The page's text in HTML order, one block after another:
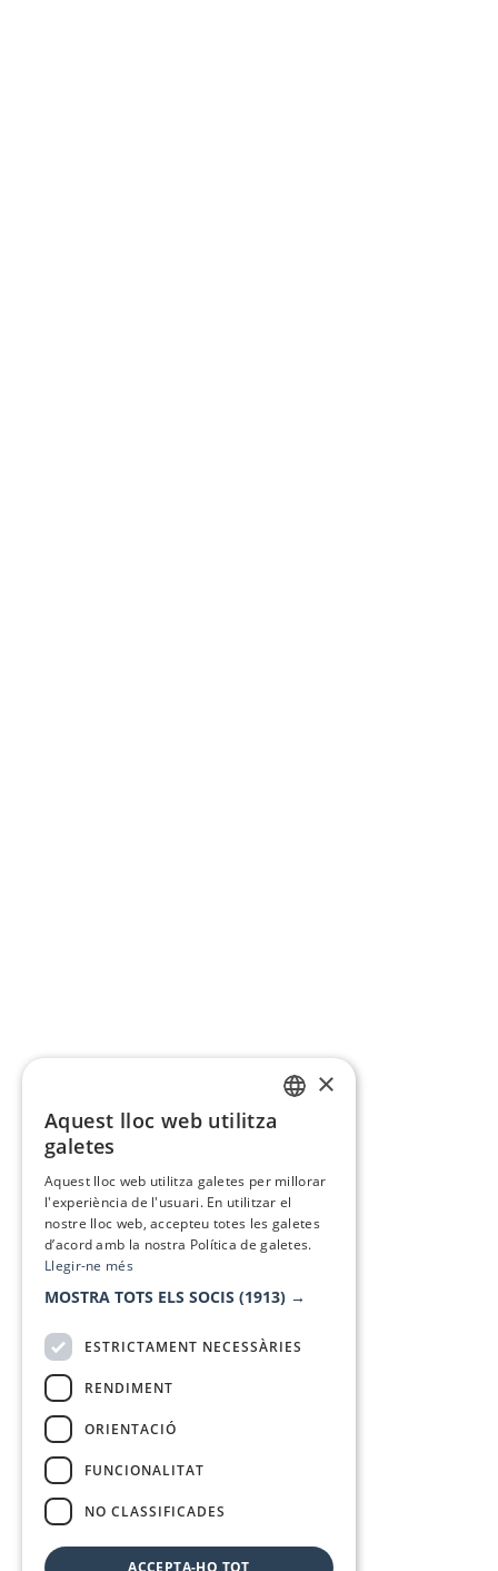
×
Aquest lloc web utilitza
galetes
Aquest lloc web utilitza galetes per millorar
l'experiència de l'usuari. En utilitzar el
nostre lloc web, accepteu totes les galetes
d’acord amb la nostra Política de galetes.
Llegir-ne més
MOSTRA TOTS ELS SOCIS (1913) →
ESTRICTAMENT NECESSÀRIES
RENDIMENT
ORIENTACIÓ
FUNCIONALITAT
NO CLASSIFICADES
ACCEPTA-HO TOT